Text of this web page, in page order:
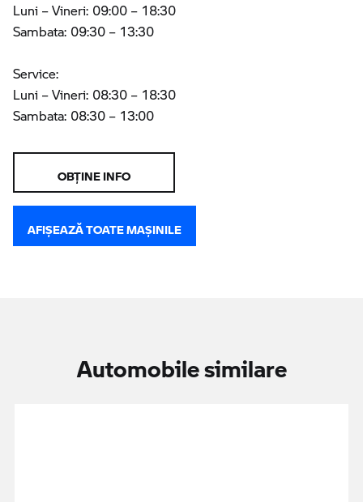
Luni – Vineri: 09:00 – 18:30
Sambata: 09:30 – 13:30
Service:
Luni – Vineri: 08:30 – 18:30
Sambata: 08:30 – 13:00
OBŢINE INFO
AFIŞEAZĂ TOATE MAŞINILE
Automobile similare